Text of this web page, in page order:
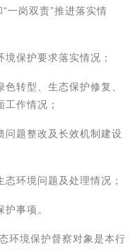
岗双责”推进落实情
保护要求落实情况；
转型、生态保护修复、
作情况；
题整改及长效机制建设
环境问题及处理情况；
事项。
境保护督察对象是本行